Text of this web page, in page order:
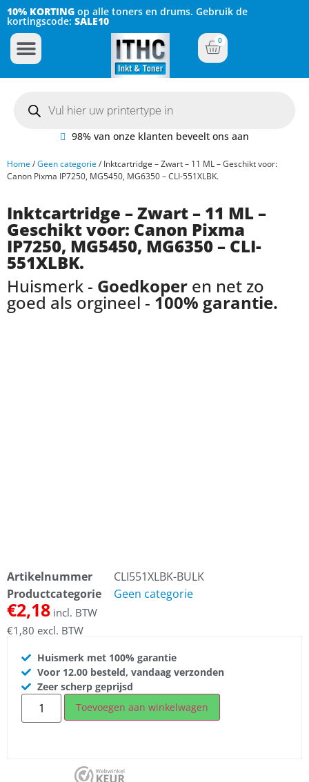
10% KORTING op alle toners en drums. Gebruik de
kortingscode: SALE10
0
98% van onze klanten beveelt ons aan
Home/Geen categorie/ Inktcartridge – Zwart – 11 ML – Geschikt voor:
Canon Pixma IP7250, MG5450, MG6350 – CLI-551XLBK.
Inktcartridge – Zwart – 11 ML –
Geschikt voor: Canon Pixma
IP7250, MG5450, MG6350 – CLI-
551XLBK.
Huismerk - Goedkoper en net zo
goed als orgineel - 100% garantie.
Artikelnummer
CLI551XLBK-BULK
Productcategorie
Geen categorie
€2,18 incl. BTW
€1,80 excl. BTW
Huismerk met 100% garantie
Voor 12.00 besteld, vandaag verzonden
Zeer scherp geprijsd
Toevoegen aan winkelwagen